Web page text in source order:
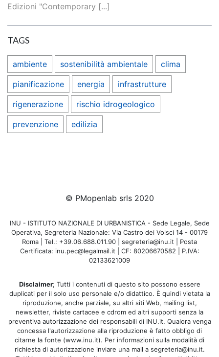
Edizioni "Contemporary [...]
TAGS
ambiente sostenibilità ambientale clima
pianificazione energia infrastrutture
rigenerazione rischio idrogeologico
prevenzione edilizia
© PMopenlab srls 2020
INU - ISTITUTO NAZIONALE DI URBANISTICA - Sede Legale, Sede
Operativa, Segreteria Nazionale: Via Castro dei Volsci 14 - 00179
Roma | Tel.: +39.06.688.011.90 | segreteria@inu.it | Posta
Certificata: inu.pec@legalmail.it | CF: 80206670582 | P.IVA:
02133621009
Disclaimer; Tutti i contenuti di questo sito possono essere
duplicati per il solo uso personale e/o didattico. È quindi vietata la
riproduzione, anche parziale, su altri siti Web, mailing list,
newsletter, riviste cartacee e cdrom ed altri supporti senza la
preventiva autorizzazione dei responsabili di INU.it. Qualora venga
concessa l'autorizzazione alla riproduzione è fatto obbligo di
citarne la fonte (www.inu.it). Per informazioni sulla modalità di
richiesta di autorizzazione inviare una mail a segreteria@inu.it.